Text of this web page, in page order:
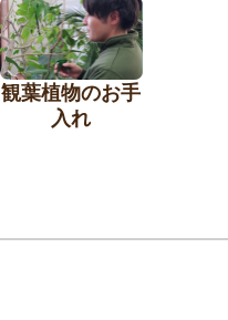
観葉植物のお手
入れ